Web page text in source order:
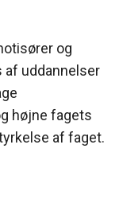
og
af uddannelser
højne fagets
af faget.